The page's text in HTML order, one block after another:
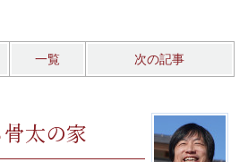
一覧 次の記事
太の家